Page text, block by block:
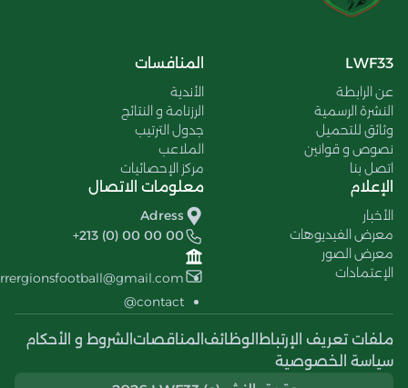
LWF33
عن الرابطة
النشرة الرسمية
وثائق للتحميل
نصوص و قوانين
اتصل بنا
المنافسات
الأندية
الرزنامة و النتائج
جدول الترتيب
الملاعب
مركز الإحصائيات
الإعلام
الأخبار
معرض الفيديوهات
معرض الصور
الإعتمادات
معلومات الاتصال
Adress
+213 (0) 00 00 00
contact@
ملفات تعريف الإرتباط الوظائف المناقصات الشروط و الأحكام
سياسة الخصوصية